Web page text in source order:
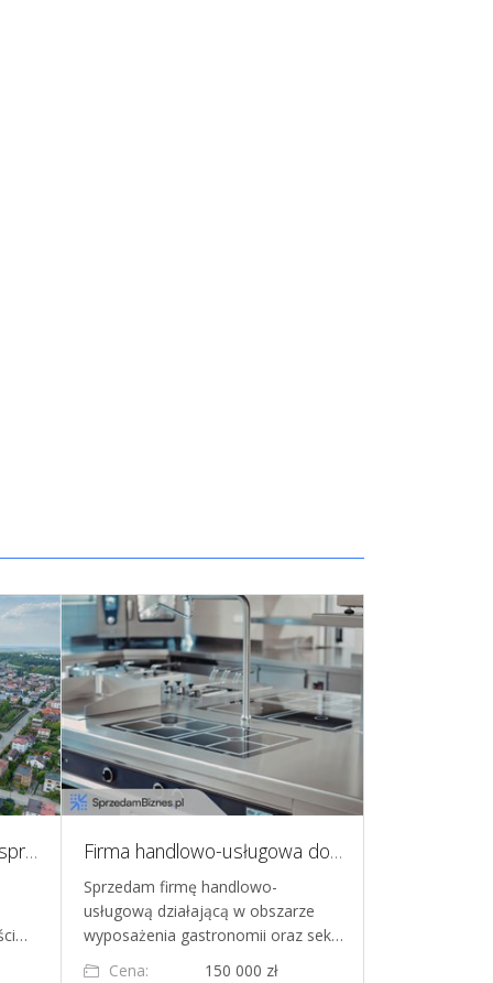
Dochodowy Pensjonat na sprzedaż Białystok Firma handlowo-usługowa do sprzedaży
Sprzedam firmę handlowo-
usługową działającą w obszarze
wyposażenia gastronomii oraz sek…
Cena:
150 000 zł